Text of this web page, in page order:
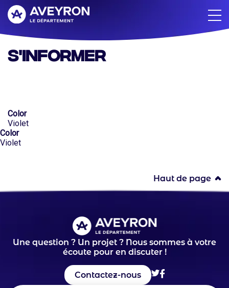
Aller
au
contenu
principal
S'informer
Color
Violet
Color
Violet
Haut de page
Une question ? Un projet ? Nous sommes à votre
écoute pour en discuter !
Contactez-nous